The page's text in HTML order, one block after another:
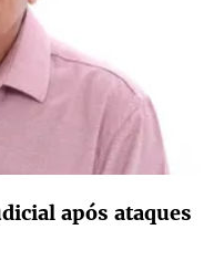
após ataques